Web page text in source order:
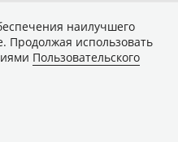
наилучшего
Продолжая использовать
Пользовательского